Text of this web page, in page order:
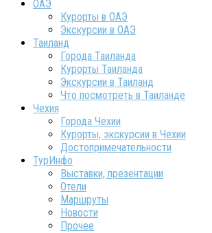
ОАЭ
Курорты в ОАЭ
Экскурсии в ОАЭ
Таиланд
Города Таиланда
Курорты Таиланда
Экскурсии в Таиланд
Что посмотреть в Таиланде
Чехия
Города Чехии
Курорты, экскурсии в Чехии
Достопримечательности
ТурИнфо
Выставки, презентации
Отели
Маршруты
Новости
Прочее